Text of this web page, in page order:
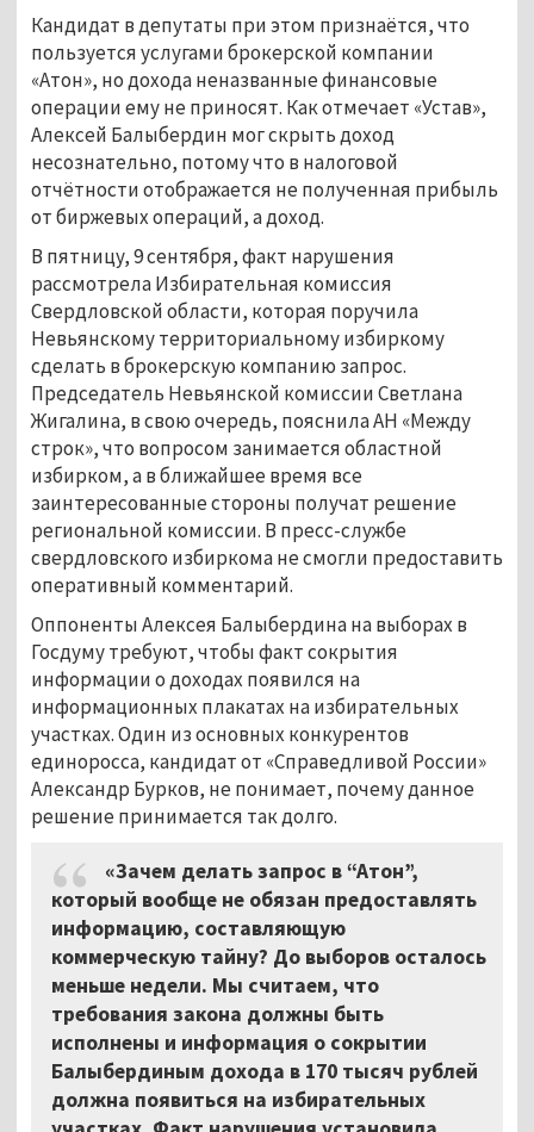
Кандидат в депутаты при этом признаётся, что
пользуется услугами брокерской компании
«Атон», но дохода неназванные финансовые
операции ему не приносят. Как отмечает «Устав»,
Алексей Балыбердин мог скрыть доход
несознательно, потому что в налоговой
отчётности отображается не полученная прибыль
от биржевых операций, а доход.
В пятницу, 9 сентября, факт нарушения
рассмотрела Избирательная комиссия
Свердловской области, которая поручила
Невьянскому территориальному избиркому
сделать в брокерскую компанию запрос.
Председатель Невьянской комиссии Светлана
Жигалина, в свою очередь, пояснила АН «Между
строк», что вопросом занимается областной
избирком, а в ближайшее время все
заинтересованные стороны получат решение
региональной комиссии. В пресс-службе
свердловского избиркома не смогли предоставить
оперативный комментарий.
Оппоненты Алексея Балыбердина на выборах в
Госдуму требуют, чтобы факт сокрытия
информации о доходах появился на
информационных плакатах на избирательных
участках. Один из основных конкурентов
единоросса, кандидат от «Справедливой России»
Александр Бурков, не понимает, почему данное
решение принимается так долго.
«Зачем делать запрос в “Атон”,
который вообще не обязан предоставлять
информацию, составляющую
коммерческую тайну? До выборов осталось
меньше недели. Мы считаем, что
требования закона должны быть
исполнены и информация о сокрытии
Балыбердиным дохода в 170 тысяч рублей
должна появиться на избирательных